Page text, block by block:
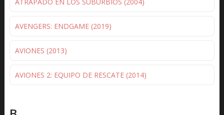
AVENGERS: ENDGAME (2019)
AVIONES (2013)
AVIONES 2: EQUIPO DE RESCATE (2014)